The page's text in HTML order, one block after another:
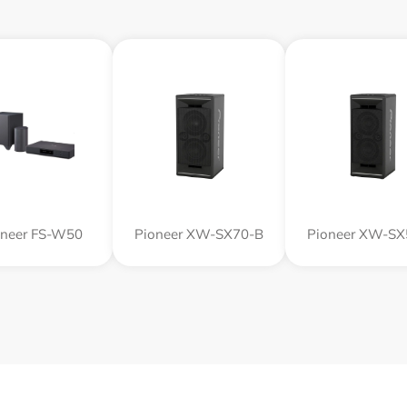
FS-W50 Pioneer XW-SX70-B Pioneer XW-